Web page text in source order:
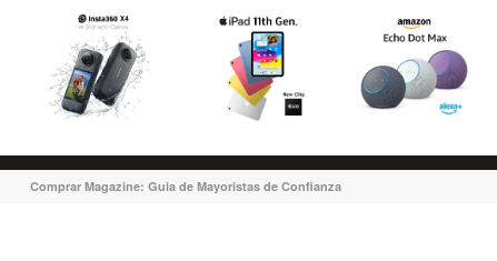
Comprar Magazine: Guia de Mayoristas de Confianza